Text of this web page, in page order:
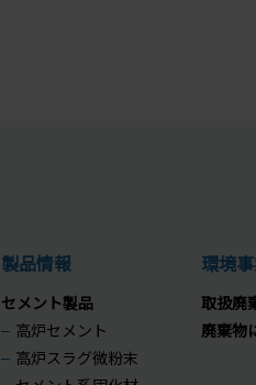
製品情報
セメント製品
高炉セメント
高炉スラグ微粉末
環境
取扱廃
廃棄物